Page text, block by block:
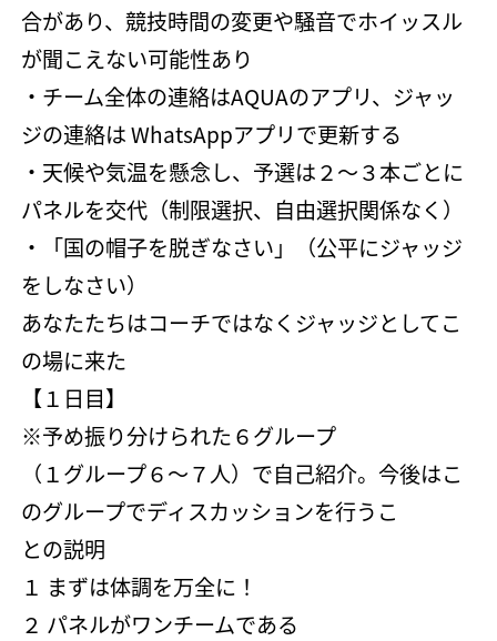
合があり、競技時間の変更や騒音でホイッスル
が聞こえない可能性あり
・チーム全体の連絡はAQUAのアプリ、ジャッ
ジの連絡は WhatsAppアプリで更新する
・天候や気温を懸念し、予選は２～３本ごとに
パネルを交代（制限選択、自由選択関係なく）
・「国の帽子を脱ぎなさい」（公平にジャッジ
をしなさい）
あなたたちはコーチではなくジャッジとしてこ
の場に来た
【１日目】
※予め振り分けられた６グループ
（１グループ６～７人）で自己紹介。今後はこ
のグループでディスカッションを行うこ
との説明
１ まずは体調を万全に！
２ パネルがワンチームである